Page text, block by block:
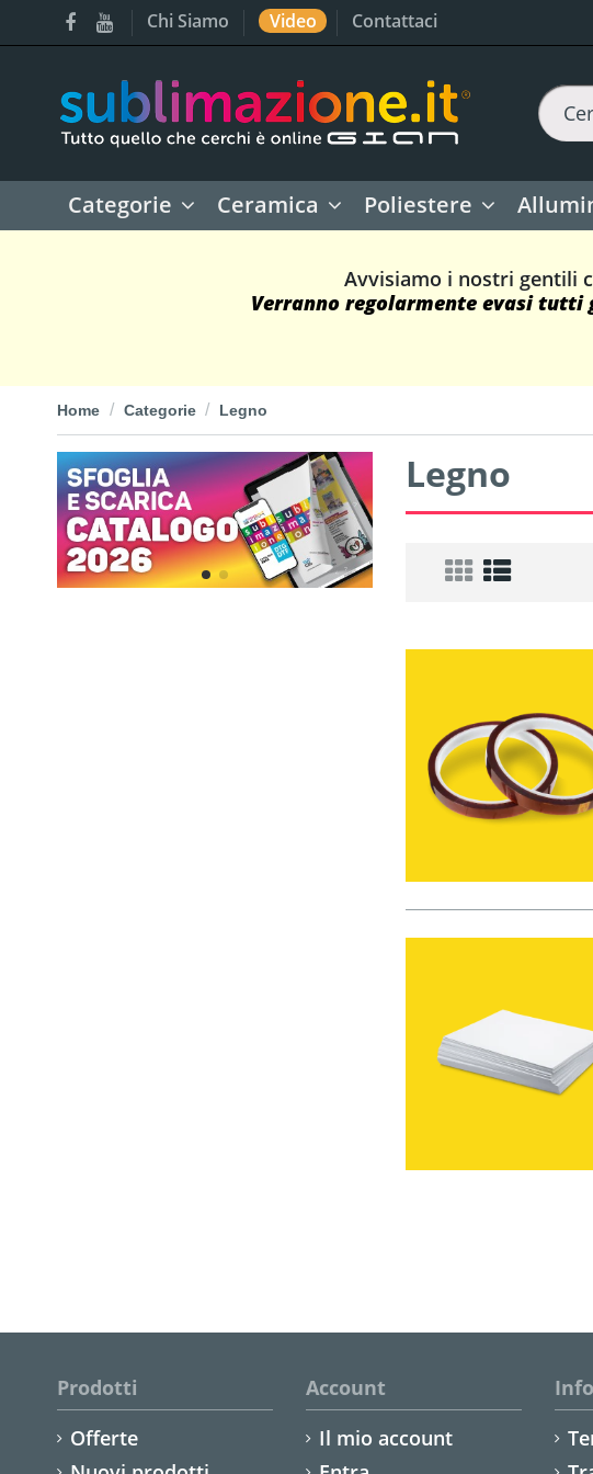
Chi Siamo Video Contattaci
Categorie Ceramica Poliestere
Avvisiamo i nostri gentili
Verranno regolarmente evasi tutti
Home Categorie Legno
Legno
Prodotti
Offerte
Account
Il mio account